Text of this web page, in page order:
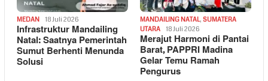
MEDAN 18 Juli 2026
Infrastruktur Mandailing
Natal: Saatnya Pemerintah
Sumut Berhenti Menunda
Solusi
MANDAILING NATAL, SUMATERA
UTARA
18 Juli 2026
Merajut Harmoni di Pantai
Barat, PAPPRI Madina
Gelar Temu Ramah
Pengurus